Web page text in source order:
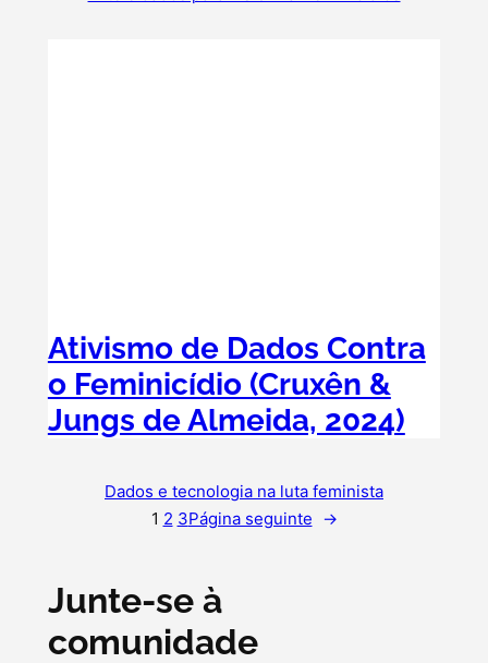
Ativismo de Dados Contra
o Feminicídio (Cruxên &
Jungs de Almeida, 2024)
Dados e tecnologia na luta feminista
1 2 3Página seguinte →
Junte-se à
comunidade